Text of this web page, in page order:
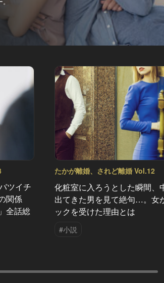
ツイチ
関係
全話総
たかが離婚、されど離婚 Vol.12
化粧室に入ろうとした瞬間、
出てきた男を見て絶句…。女
ックを受けた理由とは
#小説